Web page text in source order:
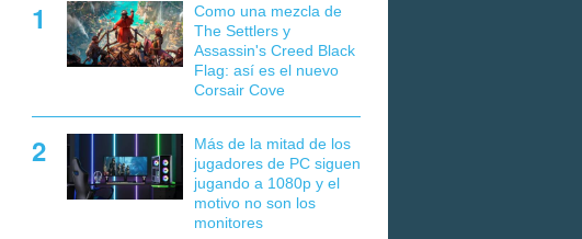
Como una mezcla de
The Settlers y
Assassin's Creed Black
Flag: así es el nuevo
Corsair Cove
Más de la mitad de los
jugadores de PC siguen
jugando a 1080p y el
motivo no son los
monitores